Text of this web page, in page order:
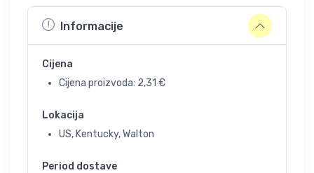
Informacije
Cijena
Cijena proizvoda: 2,31 €
Lokacija
US, Kentucky, Walton
Period dostave